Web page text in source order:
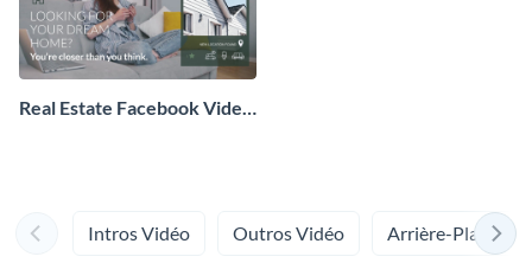
Real Estate Facebook Video
Intros Vidéo Outros Vidéo Arrière-Plans